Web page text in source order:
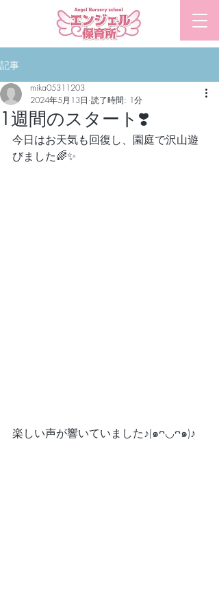
​エンジェル保育所
記事
1週間のスタート❣️
mika05311203
2024年5月13日 読了時間: 1分
今日はお天気も回復し、園庭で沢山遊
びました🌈✨
楽しい声が響いていました♪(๑ᴖ◡ᴖ๑)♪